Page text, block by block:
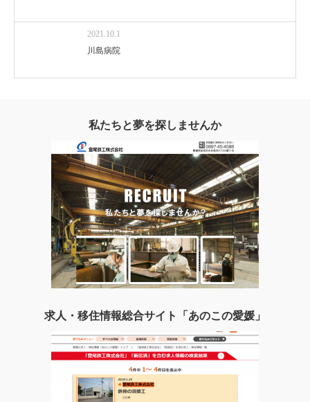
2021.10.1
川島病院
私たちと夢を探しませんか
求人・移住情報総合サイト「あのこの愛媛」